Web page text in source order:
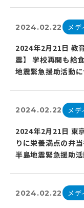
2024.02.22 メデ
2024年2月21日 教
震】 学校再開も給
地震緊急援助活動
2024.02.22 メ
2024年2月21日 東
りに栄養満点の弁
半島地震緊急援助
2024.02.22 メデ